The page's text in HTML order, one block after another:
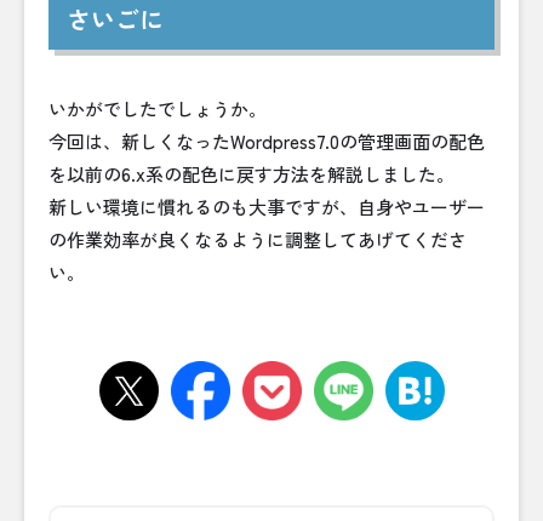
さいごに
いかがでしたでしょうか。
今回は、新しくなったWordpress7.0の管理画面の配色
を以前の6.x系の配色に戻す方法を解説しました。
新しい環境に慣れるのも大事ですが、自身やユーザー
の作業効率が良くなるように調整してあげてくださ
い。